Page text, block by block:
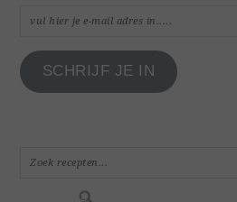
vul
je
e-
SCHRIJF JE IN